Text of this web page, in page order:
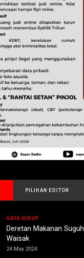
PILIHAN EDITOR
GAYA HIDUP
Deretan Makanan
Waisak
24 May 2024